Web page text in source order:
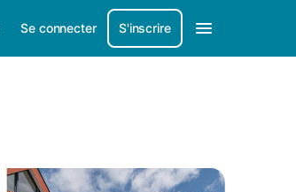
Se connecter S'inscrire